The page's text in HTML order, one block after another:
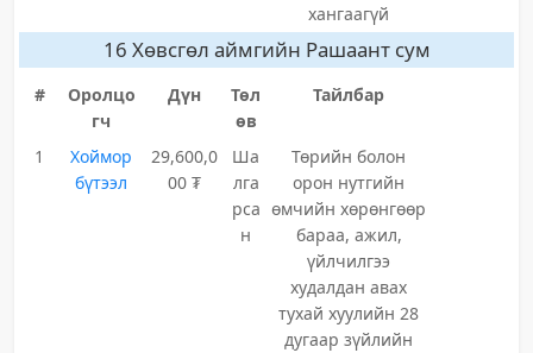
хангаагүй
16 Хөвсгөл аймгийн Рашаант сум
#
Оролцо
гч
Дүн
Төл
өв
Тайлбар
1
Хоймор
бүтээл
29,600,0
00 ₮
Ша
лга
рса
н
Төрийн болон
орон нутгийн
өмчийн хөрөнгөөр
бараа, ажил,
үйлчилгээ
худалдан авах
тухай хуулийн 28
дугаар зүйлийн